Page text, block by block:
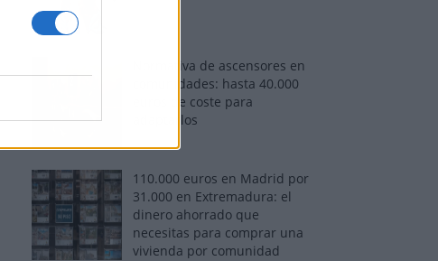
Normativa de ascensores en
comunidades: hasta 40.000
euros de coste para
adaptarlos
110.000 euros en Madrid por
31.000 en Extremadura: el
dinero ahorrado que
necesitas para comprar una
vivienda por comunidad